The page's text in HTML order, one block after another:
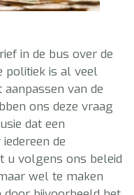
in de bus over de
politiek is al veel
van de
ons deze vraag
dat een
de
u volgens ons beleid
wel te maken